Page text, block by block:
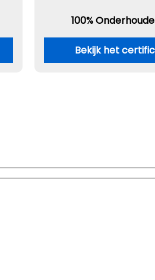
100%
Bekijk het